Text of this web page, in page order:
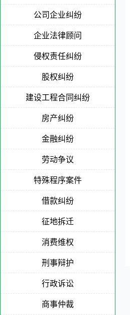
公司企业纠纷
企业法律顾问
侵权责任纠纷
股权纠纷
建设工程合同纠纷
房产纠纷
金融纠纷
劳动争议
特殊程序案件
借款纠纷
征地拆迁
消费维权
刑事辩护
行政诉讼
商事仲裁